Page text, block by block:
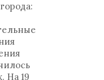
На 19